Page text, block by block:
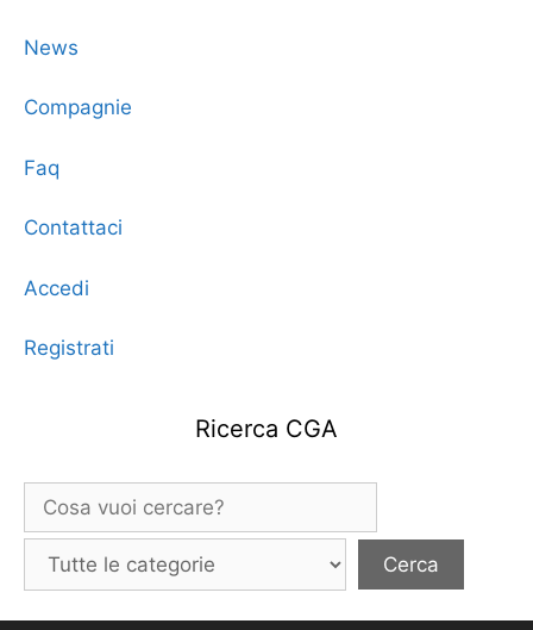
News
Compagnie
Faq
Contattaci
Accedi
Registrati
Ricerca CGA